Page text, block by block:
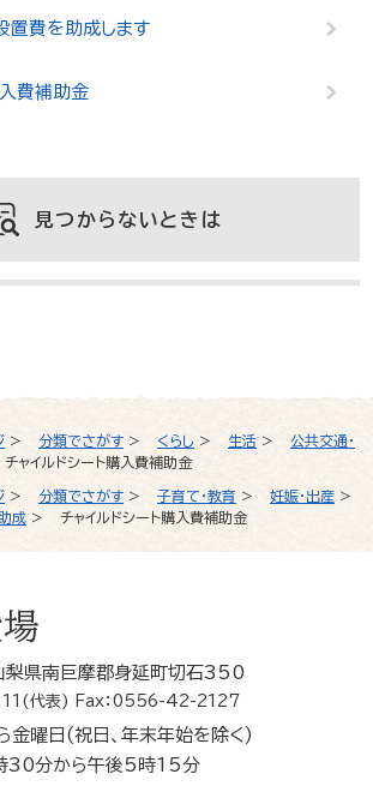
> 分類でさがす > くらし > 生活 >
公共交通・
チャイルドシート購入費補助金
> 分類でさがす > 子育て・教育 > 妊娠・出産 >
成 > チャイルドシート購入費補助金
置費を助成します
費補助金
見つからないときは
県南巨摩郡身延町切石350
代表) Fax：0556-42-2127
金曜日(祝日、年末年始を除く)
30分から午後5時15分